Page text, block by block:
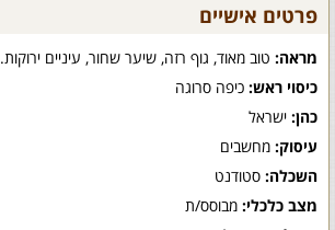
פרטים אישיים
מראה: טוב מאוד, גוף רזה, שיער שחור, עיניים ירוקות.
כיסוי ראש: כיפה סרוגה
כהן: ישראל
עיסוק: מחשבים
השכלה: סטודנט
מצב כלכלי: מבוסס/ת